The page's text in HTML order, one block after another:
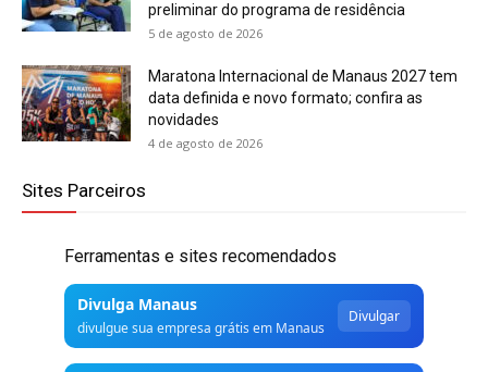
preliminar do programa de residência
5 de agosto de 2026
Maratona Internacional de Manaus 2027 tem
data definida e novo formato; confira as
novidades
4 de agosto de 2026
Sites Parceiros
Ferramentas e sites recomendados
Divulga Manaus
divulgue sua empresa grátis em Manaus
Divulgar